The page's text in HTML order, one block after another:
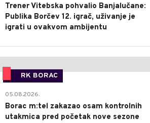
Trener Vitebska pohvalio Banjalučane:
Publika Borčev 12. igrač, uživanje je
igrati u ovakvom ambijentu
RK BORAC
05.08.2026.
Borac m:tel zakazao osam kontrolnih
utakmica pred početak nove sezone